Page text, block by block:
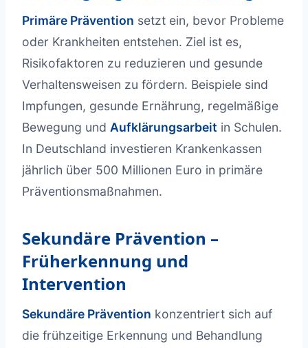
Primäre Prävention setzt ein, bevor Probleme
oder Krankheiten entstehen. Ziel ist es,
Risikofaktoren zu reduzieren und gesunde
Verhaltensweisen zu fördern. Beispiele sind
Impfungen, gesunde Ernährung, regelmäßige
Bewegung und Aufklärungsarbeit in Schulen.
In Deutschland investieren Krankenkassen
jährlich über 500 Millionen Euro in primäre
Präventionsmaßnahmen.
Sekundäre Prävention –
Früherkennung und
Intervention
Sekundäre Prävention konzentriert sich auf
die frühzeitige Erkennung und Behandlung